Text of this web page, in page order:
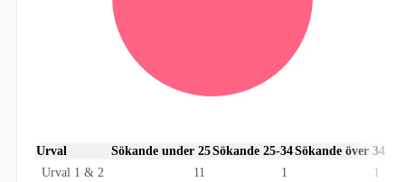
Urval Sökande under 25Sökande 25-34Sökande över 34
Urval 1 & 2
11 1 1